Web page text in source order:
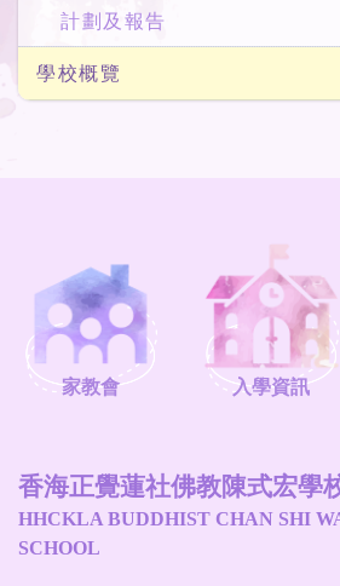
計劃及報告
學校概覽
家教會 入學資訊
香海正覺蓮社佛教陳式宏學
HHCKLA BUDDHIST CHAN SHI
SCHOOL